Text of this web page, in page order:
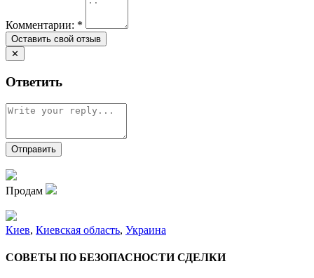
Комментарии: *
✕
Ответить
Продам
Киев, Киевская область, Украина
СОВЕТЫ ПО БЕЗОПАСНОСТИ СДЕЛКИ